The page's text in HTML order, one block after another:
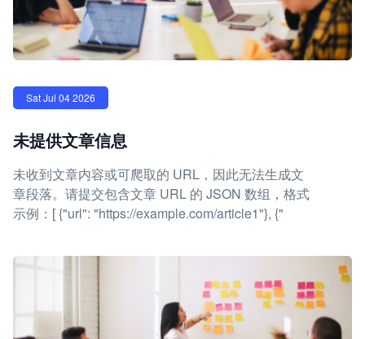
Sat Jul 04 2026
未提供文章信息
未收到文章内容或可爬取的 URL，因此无法生成文
章段落。请提交包含文章 URL 的 JSON 数组，格式
示例：[ {"url": "https://example.com/article1"}, {"